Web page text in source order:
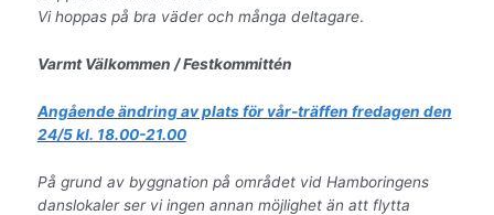
Vi hoppas på bra väder och många deltagare.
Varmt Välkommen / Festkommittén
Angående ändring av plats för vår-träffen fredagen den
24/5 kl. 18.00-21.00
På grund av byggnation på området vid Hamboringens
danslokaler ser vi ingen annan möjlighet än att flytta